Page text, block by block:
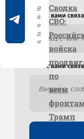
Сводка
СВО:
войска
по
всем
Трамп
Как c вами
Как c вами